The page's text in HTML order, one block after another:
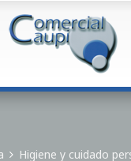
Higiene y cuidado